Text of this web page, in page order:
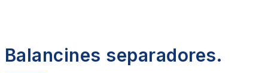
Balancines separadores.